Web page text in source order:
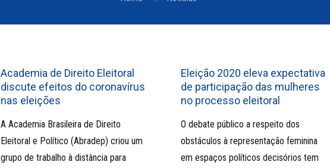
Academia de Direito Eleitoral
discute efeitos do coronavírus
nas eleições
A Academia Brasileira de Direito
Eleitoral e Político (Abradep) criou um
grupo de trabalho à distância para
Eleição 2020 eleva expectativa
de participação das mulheres
no processo eleitoral
O debate público a respeito dos
obstáculos à representação feminina
em espaços políticos decisórios tem